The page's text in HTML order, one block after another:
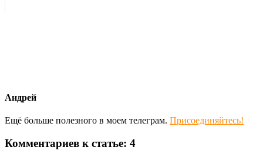
Андрей
Ещё больше полезного в моем телеграм. Присоединяйтесь!
Комментариев к статье: 4